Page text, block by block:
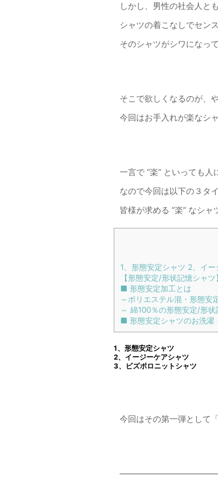
しかし、男性の社会人と
シャツの着こなしでセン
そのシャツがシワになっ
そこで欲しくなるのが、
今回はお手入れが楽なシ
一言で ”楽” といっても人
なので今回は以下の３タ
皆様が求める ”楽” なシ
1、形態安定シャツ 2、イ
【形態安定/形状記憶シャツ】
■ 形態安定加工とは
～ポリエステル混・形態安
～ 綿100％の形態安定/形状
■ 形態安定シャツのお洗濯
1、形態安定シャツ
2、イージーケアシャツ
3、ビズポロニットシャツ
今回はその第一弾として